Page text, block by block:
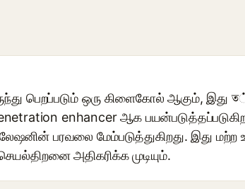
பெறப்படும் ஒரு கிளைகோல் ஆகும், இது
enhancer ஆக
பரவலை மேம்படுத்துகிறது. இது
அதிகரிக்க முடியும்.